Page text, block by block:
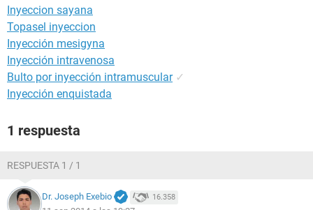
Inyeccion sayana
Topasel inyeccion
Inyección mesigyna
Inyección intravenosa
Bulto por inyección intramuscular ✓
Inyección enquistada
1 respuesta
RESPUESTA 1 / 1
Dr. Joseph Exebio 16.358